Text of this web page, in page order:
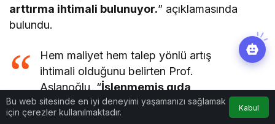
arttırma ihtimali bulunuyor.” açıklamasında
bulundu.
Hem maliyet hem talep yönlü artış
ihtimali olduğunu belirten Prof.
Aslanoğlu, “İşlenmemiş gıda
fiyatlarında yıllık enflasyon yüzde
25-30 arası seyrediyor. Gıda
Bu web sitesinde en iyi deneyimi yaşamanızı sağlamak
için çerezler kullanılmaktadır.
Kabul